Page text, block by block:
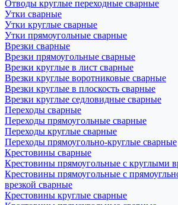
Отводы круглые переходные сварные
Утки сварные
Утки круглые сварные
Утки прямоугольные сварные
Врезки сварные
Врезки прямоугольные сварные
Врезки круглые в лист сварные
Врезки круглые воротниковые сварные
Врезки круглые в плоскость сварные
Врезки круглые седловидные сварные
Переходы сварные
Переходы прямоугольные сварные
Переходы круглые сварные
Переходы прямоугольно-круглые сварные
Крестовины сварные
Крестовины прямоугольные с круглыми
Крестовины прямоугольные с
врезкой сварные
Крестовины круглые сварные